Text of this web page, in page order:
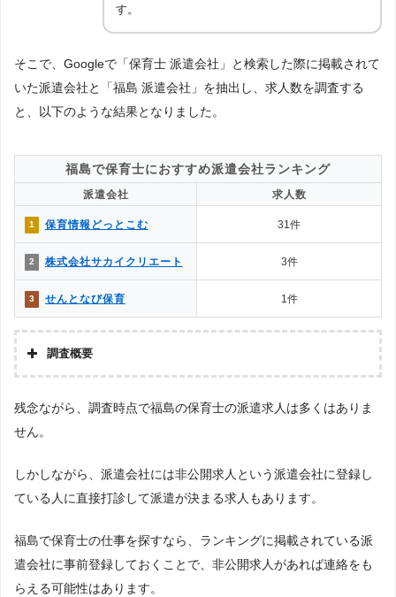
す。
そこで、Googleで「保育士 派遣会社」と検索した際に掲載されて
いた派遣会社と「福島 派遣会社」を抽出し、求人数を調査する
と、以下のような結果となりました。
福島で保育士におすすめ派遣会社ランキング
派遣会社 求人数
1 保育情報どっとこむ 31件
2 株式会社サカイクリエート 3件
3 せんとなび保育 1件
調査概要
株式会社アドバンスフロー
「『労働者派遣事業許可』を取得している」企業などを29社、さらにGoogle
を対象として調査を実施。※ただし、エリア対象外または求人数が0件の場合
調査対象とした求人について
上記で調査対象とした派遣会社がWEBサイトで公開している求人のうち、「地
残念ながら、調査時点で福島の保育士の派遣求人は多くはありま
せん。
しかしながら、派遣会社には非公開求人という派遣会社に登録し
ている人に直接打診して派遣が決まる求人もあります。
福島で保育士の仕事を探すなら、ランキングに掲載されている派
遣会社に事前登録しておくことで、非公開求人があれば連絡をも
らえる可能性はあります。